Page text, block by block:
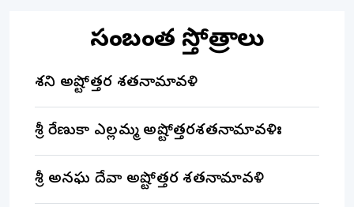
సంబంధిత స్తోత్రాలు
శని అష్టోత్తర శతనామావళి
శ్రీ రేణుకా ఎల్లమ్మ అష్టోత్తరశతనామావళిః
శ్రీ అనఘ దేవా అష్టోత్తర శతనామావళి